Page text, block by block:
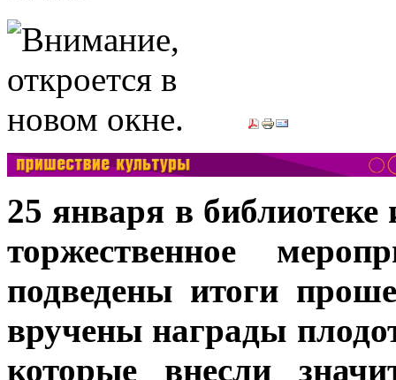
25 января в
торжественное
подведены итоги
вручены награды
которые внесли